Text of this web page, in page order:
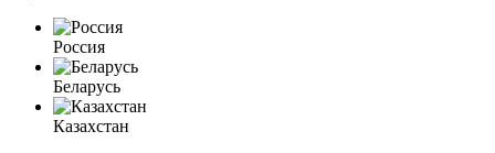
Россия
Беларусь
Казахстан